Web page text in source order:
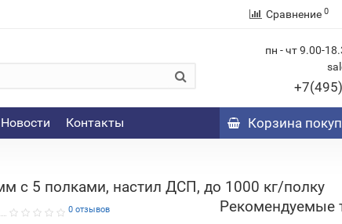
Сравнение 0
пн - чт 9.00-
+7(495)
Новости Контакты Корзина
с 5 полками, настил ДСП, до 1000 кг/полку
0 отзывов Рекомендуемые